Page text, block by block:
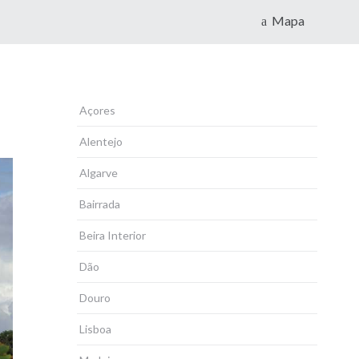
Mapa
Açores
Alentejo
Algarve
Bairrada
Beira Interior
Dão
Douro
Lisboa